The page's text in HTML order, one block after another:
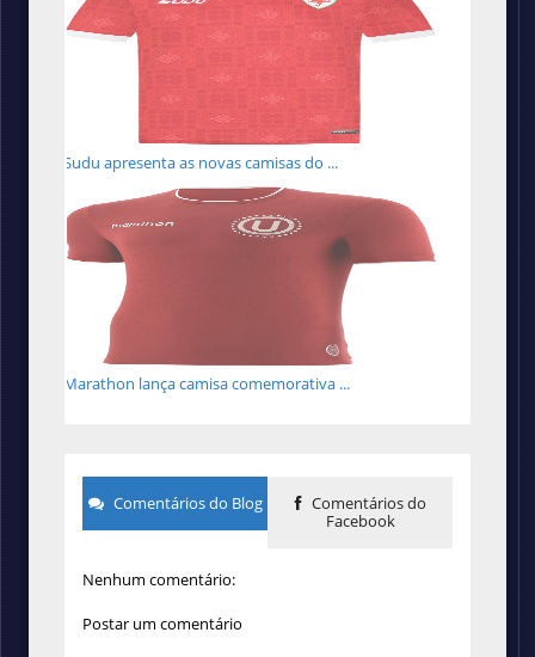
Sudu apresenta as novas camisas do ...
Marathon lança camisa comemorativa ...
Comentários do Blog
Comentários do
Facebook
Nenhum comentário:
Postar um comentário